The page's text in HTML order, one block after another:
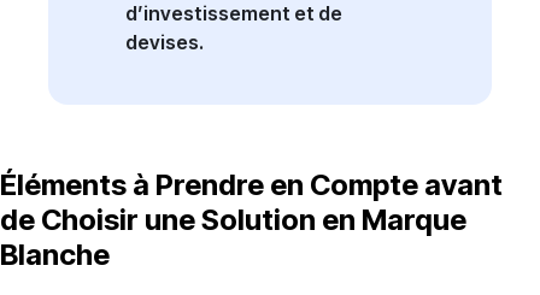
d’investissement et de
devises.
Éléments à Prendre en Compte avant
de Choisir une Solution en Marque
Blanche